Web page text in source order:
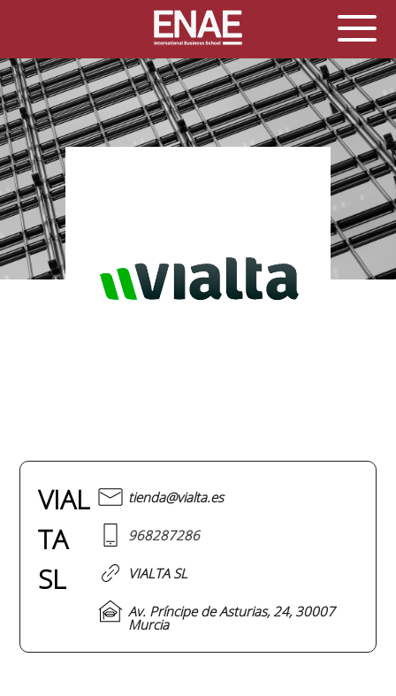
VIAL
TA
SL
tienda@vialta.es
968287286
VIALTA SL
Av. Príncipe de Asturias, 24, 30007
Murcia